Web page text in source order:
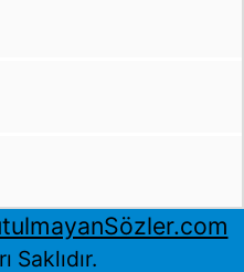
Saklıdır.